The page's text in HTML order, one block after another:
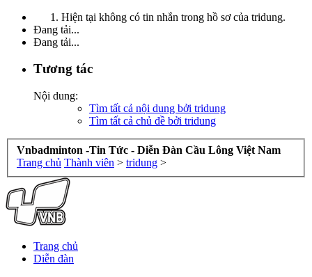
Hiện tại không có tin nhắn trong hồ sơ của tridung.
Đang tải...
Đang tải...
Tương tác
Nội dung:
Tìm tất cả nội dung bởi tridung
Tìm tất cả chủ đề bởi tridung
Vnbadminton -Tin Tức - Diễn Đàn Cầu Lông Việt Nam
Trang chủ Thành viên > tridung >
Trang chủ
Diễn đàn